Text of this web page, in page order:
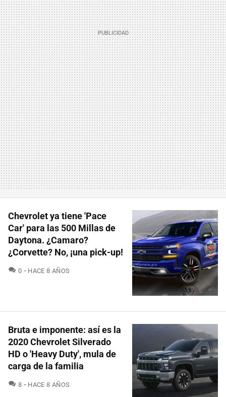
Chevrolet ya tiene 'Pace
Car' para las 500 Millas de
Daytona. ¿Camaro?
¿Corvette? No, ¡una pick-up!
0 COMENTARIOS
HACE 8 AÑOS
Bruta e imponente: así es la
2020 Chevrolet Silverado
HD o 'Heavy Duty', mula de
carga de la familia
8 COMENTARIOS
HACE 8 AÑOS